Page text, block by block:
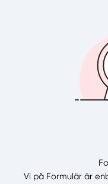
Vi på Formulär är